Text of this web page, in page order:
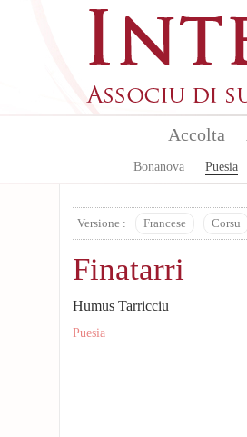
Accolta
Bonanova Puesia
Versione : Francese Corsu
Finatarri
Humus Tarricciu
Puesia